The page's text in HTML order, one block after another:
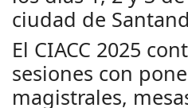
ciudad de
El CIACC 2025
sesiones con
magistrales,